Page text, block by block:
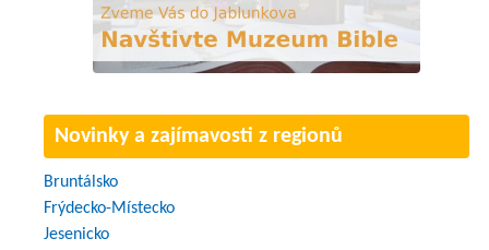
Novinky a zajímavosti z regionů
Bruntálsko
Frýdecko-Místecko
Jesenicko